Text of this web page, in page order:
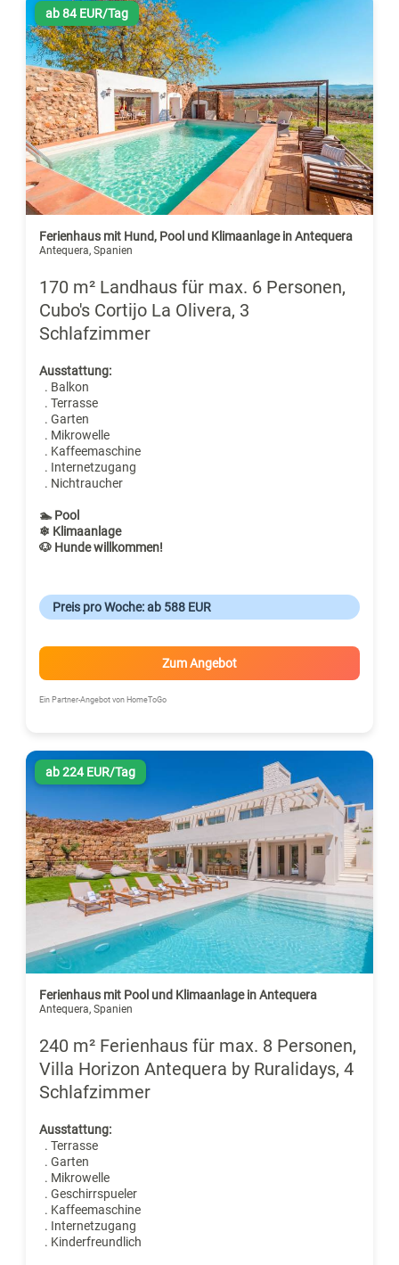
ab 84 EUR/Tag
Ferienhaus mit Hund, Pool und Klimaanlage in Antequera
Antequera, Spanien
170 m² Landhaus für max. 6 Personen,
Cubo's Cortijo La Olivera, 3
Schlafzimmer
Ausstattung:
. Balkon
. Terrasse
. Garten
. Mikrowelle
. Kaffeemaschine
. Internetzugang
. Nichtraucher
🏊 Pool
❄ Klimaanlage
🐶 Hunde willkommen!
Preis pro Woche: ab 588 EUR
Zum Angebot
Ein Partner-Angebot von HomeToGo
ab 224 EUR/Tag
Ferienhaus mit Pool und Klimaanlage in Antequera
Antequera, Spanien
240 m² Ferienhaus für max. 8 Personen,
Villa Horizon Antequera by Ruralidays, 4
Schlafzimmer
Ausstattung:
. Terrasse
. Garten
. Mikrowelle
. Geschirrspueler
. Kaffeemaschine
. Internetzugang
. Kinderfreundlich